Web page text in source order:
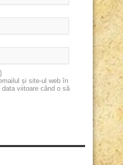
și site-ul web în
viitoare când o să